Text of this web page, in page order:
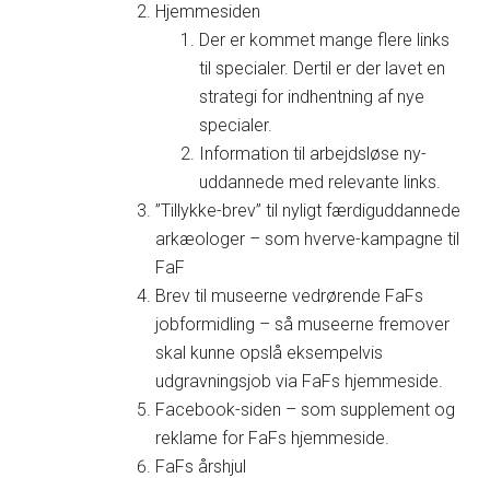
Hjemmesiden
Der er kommet mange flere links
til specialer. Dertil er der lavet en
strategi for indhentning af nye
specialer.
Information til arbejdsløse ny-
uddannede med relevante links.
”Tillykke-brev” til nyligt færdiguddannede
arkæologer – som hverve-kampagne til
FaF
Brev til museerne vedrørende FaFs
jobformidling – så museerne fremover
skal kunne opslå eksempelvis
udgravningsjob via FaFs hjemmeside.
Facebook-siden – som supplement og
reklame for FaFs hjemmeside.
FaFs årshjul